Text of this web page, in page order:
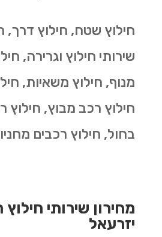
חילוץ שטח, חילוץ דרך,
מנוף, חילוץ משאיות,
חילוץ רכב מבוץ,
בחול, חילוץ רכבים
מחירון שירותי
יזרעאל